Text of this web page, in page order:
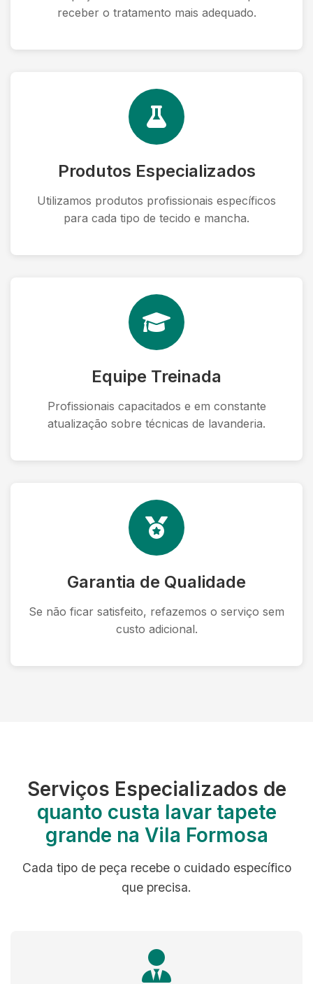
receber o tratamento mais adequado.
Produtos Especializados
Utilizamos produtos profissionais específicos
para cada tipo de tecido e mancha.
Equipe Treinada
Profissionais capacitados e em constante
atualização sobre técnicas de lavanderia.
Garantia de Qualidade
Se não ficar satisfeito, refazemos o serviço sem
custo adicional.
Serviços Especializados de
quanto custa lavar tapete
grande na Vila Formosa
Cada tipo de peça recebe o cuidado específico
que precisa.